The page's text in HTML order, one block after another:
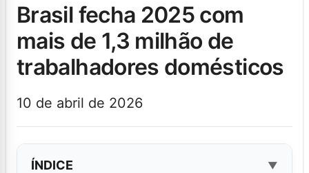
brasil fecha 2025 com
mais de 1,3 milhão de
trabalhadores domésticos
10 de abril de 2026
ÍNDICE